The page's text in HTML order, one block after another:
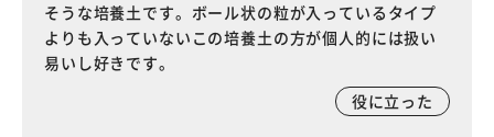
そうな培養土です。ボール状の粒が入っているタイプ
よりも入っていないこの培養土の方が個人的には扱い
易いし好きです。
役に立った